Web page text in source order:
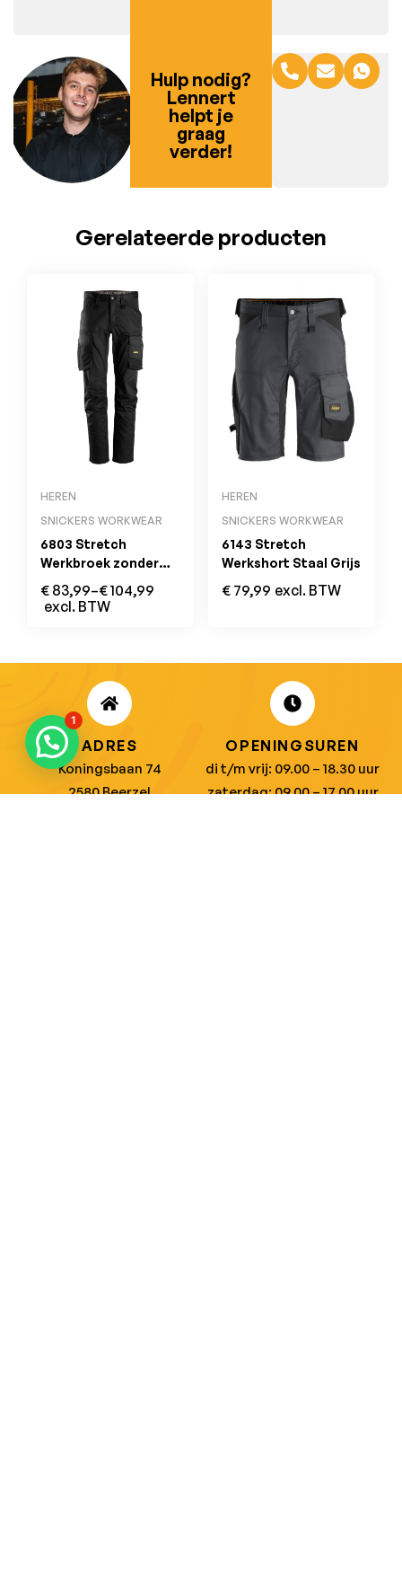
Hulp nodig?
Lennert
helpt je
graag
verder!
Gerelateerde producten
HEREN
SNICKERS WORKWEAR
6803 Stretch
Werkbroek zonder
Kniezakken Zwart
€ 83,99–€104,99
excl. BTW
HEREN
SNICKERS WORKWEAR
6143 Stretch
Werkshort Staal Grijs
€ 79,99 excl. BTW
ADRES
Koningsbaan 74
2580 Beerzel
OPENINGSUREN
di t/m vrij: 09.00 – 18.30 uur
zaterdag: 09.00 – 17.00 uur
1